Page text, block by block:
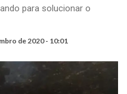
para solucionar o
de 2020 - 10:01